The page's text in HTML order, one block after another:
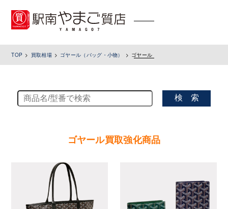
toggle
TOP 買取相場 ゴヤール（バッグ・小物） ゴヤール
検 索
ゴヤール買取強化商品